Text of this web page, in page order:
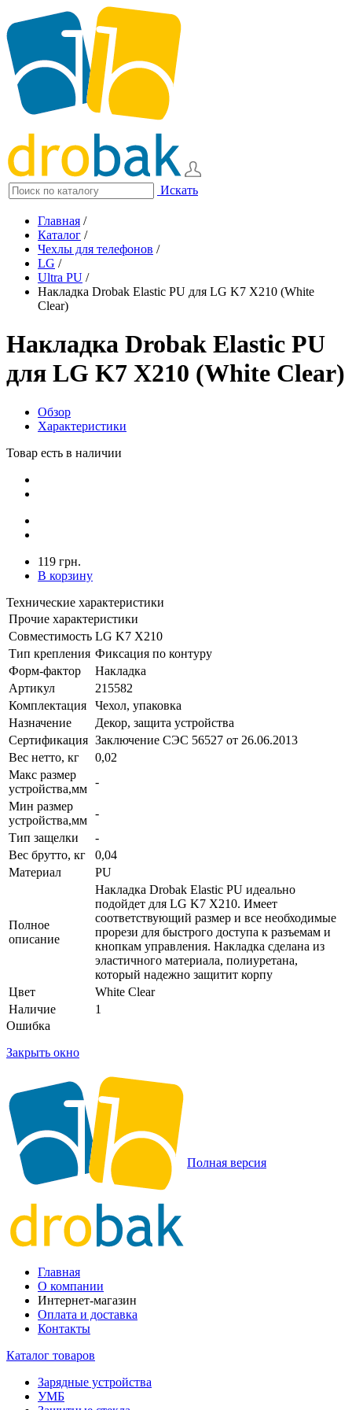
Искать
Главная /
Каталог /
Чехлы для телефонов /
LG /
Ultra PU /
Накладка Drobak Elastic PU для LG K7 X210 (White
Clear)
Накладка Drobak Elastic PU
для LG K7 X210 (White Clear)
Обзор
Характеристики
Товар есть в наличии
119 грн.
В корзину
Технические характеристики
Прочие характеристики
Совместимость LG K7 X210
Тип крепления Фиксация по контуру
Форм-фактор
Накладка
Артикул
215582
Комплектация
Чехол, упаковка
Назначение
Декор, защита устройства
Сертификация Заключение СЭС 56527 от 26.06.2013
Вес нетто, кг
0,02
Макс размер
устройства,мм
-
Мин размер
устройства,мм
-
Тип защелки
-
Вес брутто, кг
0,04
Материал
PU
Полное
описание
Накладка Drobak Elastic PU идеально
подойдет для LG K7 X210. Имеет
соответствующий размер и все необходимые
прорези для быстрого доступа к разъемам и
кнопкам управления. Накладка сделана из
эластичного материала, полиуретана,
который надежно защитит корпу
Цвет
White Clear
Наличие
1
Ошибка
Закрыть окно
Полная версия
Главная
О компании
Интернет-магазин
Оплата и доставка
Контакты
Каталог товаров
Зарядные устройства
УМБ